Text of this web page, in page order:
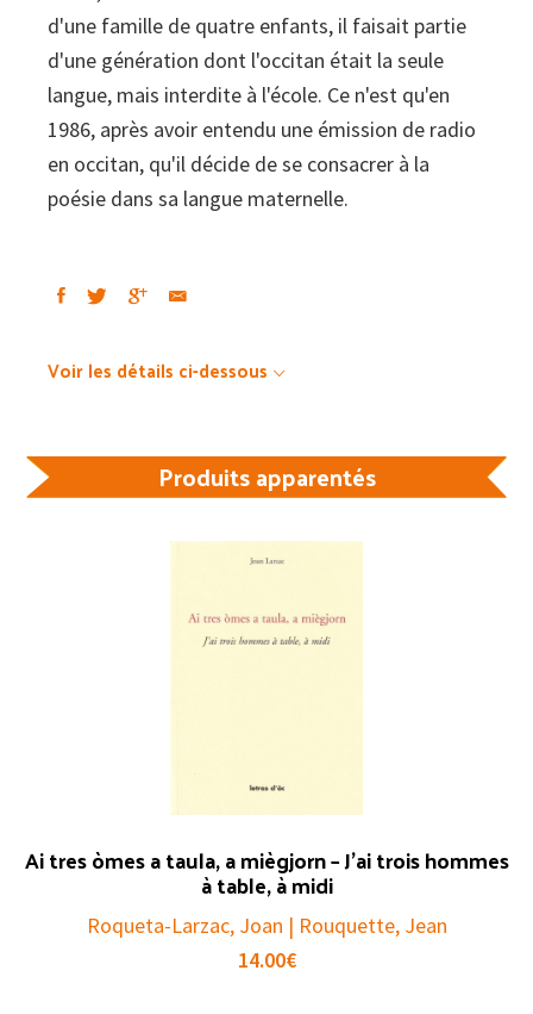
d'une famille de quatre enfants, il faisait partie
d'une génération dont l'occitan était la seule
langue, mais interdite à l'école. Ce n'est qu'en
1986, après avoir entendu une émission de radio
en occitan, qu'il décide de se consacrer à la
poésie dans sa langue maternelle.
Voir les détails ci-dessous
Produits apparentés
Ai tres òmes a taula, a miègjorn – J’ai trois hommes
à table, à midi
Roqueta-Larzac, Joan | Rouquette, Jean
14.00€